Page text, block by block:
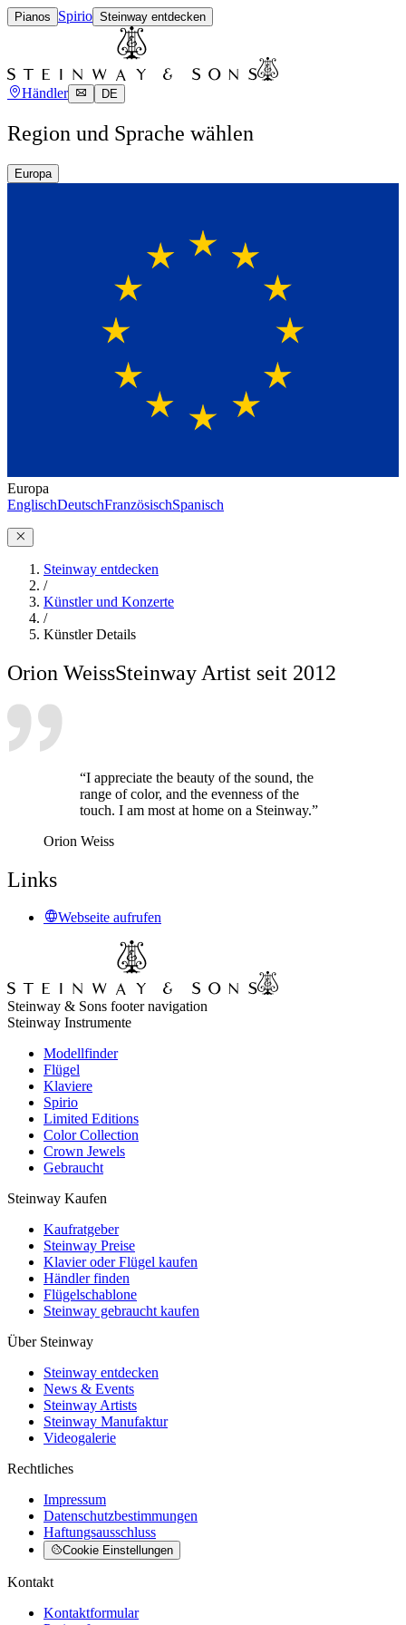
Pianos Spirio Steinway entdecken
Händler DE
Region und Sprache wählen
Europa
Europa
EnglischDeutschFranzösischSpanisch
Steinway entdecken
/
Künstler und Konzerte
/
Künstler Details
Orion WeissSteinway Artist seit 2012
“I appreciate the beauty of the sound, the
range of color, and the evenness of the
touch. I am most at home on a Steinway.”
Orion Weiss
Links
Webseite aufrufen
Steinway & Sons footer navigation
Steinway Instrumente
Modellfinder
Flügel
Klaviere
Spirio
Limited Editions
Color Collection
Crown Jewels
Gebraucht
Steinway Kaufen
Kaufratgeber
Steinway Preise
Klavier oder Flügel kaufen
Händler finden
Flügelschablone
Steinway gebraucht kaufen
Über Steinway
Steinway entdecken
News & Events
Steinway Artists
Steinway Manufaktur
Videogalerie
Rechtliches
Impressum
Datenschutzbestimmungen
Haftungsausschluss
Cookie Einstellungen
Kontakt
Kontaktformular